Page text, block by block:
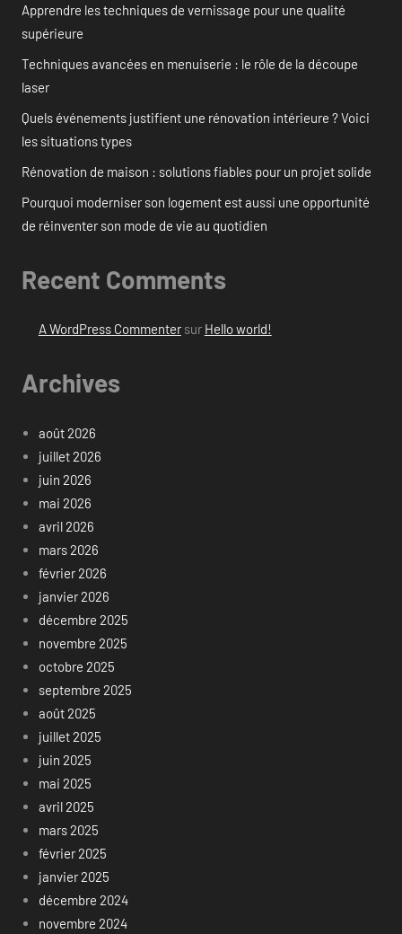
Apprendre les techniques de vernissage pour une qualité
supérieure
Techniques avancées en menuiserie : le rôle de la découpe
laser
Quels événements justifient une rénovation intérieure ? Voici
les situations types
Rénovation de maison : solutions fiables pour un projet solide
Pourquoi moderniser son logement est aussi une opportunité
de réinventer son mode de vie au quotidien
Recent Comments
A WordPress Commentersur Hello world!
Archives
août 2026
juillet 2026
juin 2026
mai 2026
avril 2026
mars 2026
février 2026
janvier 2026
décembre 2025
novembre 2025
octobre 2025
septembre 2025
août 2025
juillet 2025
juin 2025
mai 2025
avril 2025
mars 2025
février 2025
janvier 2025
décembre 2024
novembre 2024